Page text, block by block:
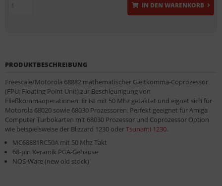
IN DEN WARENKORB
PRODUKTBESCHREIBUNG
Freescale/Motorola 68882 mathematischer Gleitkomma-Coprozessor
(FPU: Floating Point Unit) zur Beschleunigung von
Fließkommaoperationen. Er ist mit 50 Mhz getaktet und eignet sich für
Motorola 68020 sowie 68030 Prozessoren. Perfekt geeignet für Amiga
Computer Turbokarten mit 68030 Prozessor und Coprozessor Option
wie beispielsweise der Blizzard 1230 oderTsunami 1230.
MC68881RC50A mit 50 Mhz Takt
68-pin Keramik PGA-Gehäuse
NOS-Ware (new old stock)